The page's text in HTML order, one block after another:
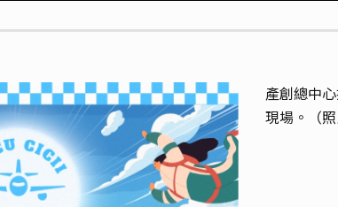
產創總中
現場。（照